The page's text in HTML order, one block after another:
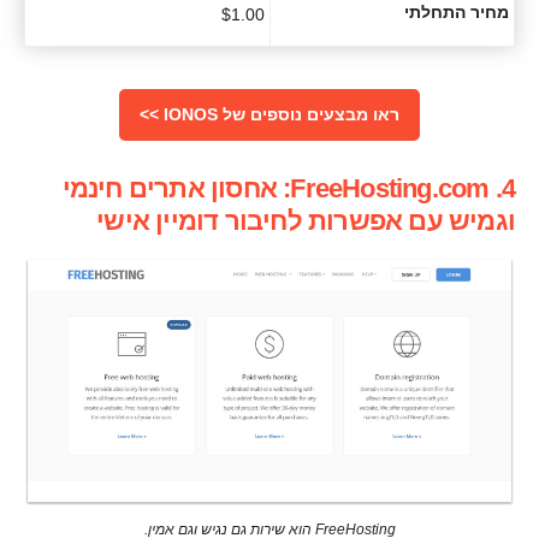
מחיר התחלתי $1.00
ראו מבצעים נוספים של IONOS >>
4. FreeHosting.com: אחסון אתרים חינמי
וגמיש עם אפשרות לחיבור דומיין אישי
FreeHosting הוא שירות גם נגיש וגם אמין.